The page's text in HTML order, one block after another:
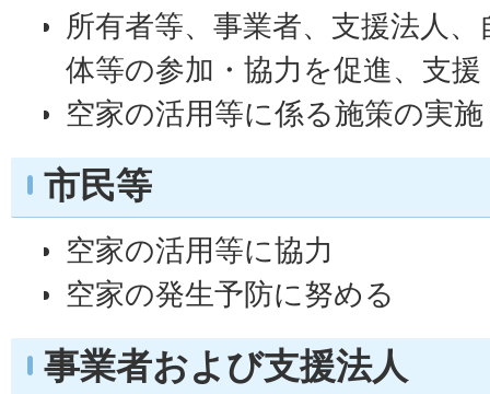
所有者等、事業者、支援法人
体等の参加・協力を促進、支援
空家の活用等に係る施策の実施
市民等
空家の活用等に協力
空家の発生予防に努める
事業者および支援法人